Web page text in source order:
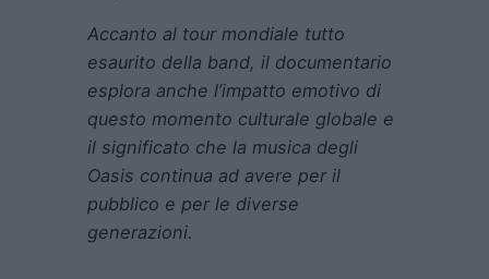
Accanto al tour mondiale tutto
esaurito della band, il documentario
esplora anche l’impatto emotivo di
questo momento culturale globale e
il significato che la musica degli
Oasis continua ad avere per il
pubblico e per le diverse
generazioni.